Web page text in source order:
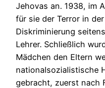
Jehovas an. 1938, im
für sie der Terror in
Diskriminierung
Lehrer. Schließlich
Mädchen den Eltern
nationalsozialistische
gebracht, zuerst nach